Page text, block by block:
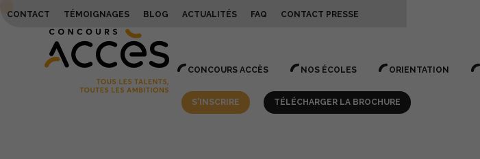
CONCOURS ACCÈS NOS ÉCOLES ORIENTATION
S'INSCRIRE TÉLÉCHARGER LA BROCHURE
CONTACT TÉMOIGNAGES BLOG ACTUALITÉS FAQ CONTACT PRESSE